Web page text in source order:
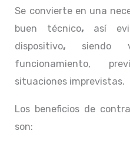
Se convierte en una
buen técnico, así
dispositivo,
funcionamiento,
situaciones imprevistas.
Los beneficios de
son: